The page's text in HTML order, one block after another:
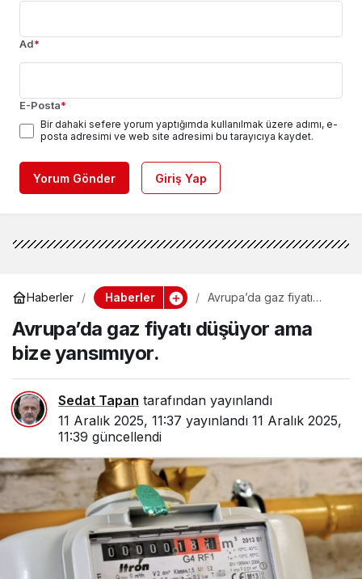
Ad*
E-Posta*
Bir dahaki sefere yorum yaptığımda kullanılmak üzere adımı, e-
posta adresimi ve web site adresimi bu tarayıcıya kaydet.
Yorum Gönder Giriş Yap
Haberler Haberler
Avrupa’da gaz fiyatı
yansımıyor.
Avrupa’da gaz fiyatı düşüyor ama
bize yansımıyor.
Sedat Tapan tarafından yayınlandı
11 Aralık 2025, 11:37 yayınlandı 11 Aralık 2025,
11:39 güncellendi